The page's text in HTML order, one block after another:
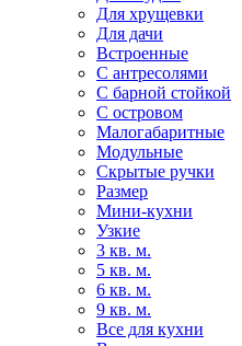
Для хрущевки
Для дачи
Встроенные
С антресолями
С барной стойкой
С островом
Малогабаритные
Модульные
Скрытые ручки
Размер
Мини-кухни
Узкие
3 кв. м.
5 кв. м.
6 кв. м.
9 кв. м.
Все для кухни